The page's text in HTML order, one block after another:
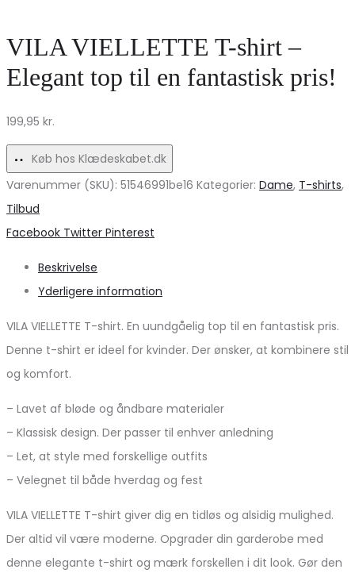
VILA VIELLETTE T-shirt –
Elegant top til en fantastisk pris!
199,95 kr.
Køb hos Klædeskabet.dk
Varenummer (SKU): 51546991be16 Kategorier: Dame, T-shirts,
Tilbud
Share
Facebook Twitter Pinterest
Beskrivelse
Yderligere information
VILA VIELLETTE T-shirt. En uundgåelig top til en fantastisk pris.
Denne t-shirt er ideel for kvinder. Der ønsker, at kombinere stil
og komfort.
– Lavet af bløde og åndbare materialer
– Klassisk design. Der passer til enhver anledning
– Let, at style med forskellige outfits
– Velegnet til både hverdag og fest
VILA VIELLETTE T-shirt giver dig en tidløs og alsidig mulighed.
Der altid vil være moderne. Opgrader din garderobe med
denne elegante t-shirt og mærk forskellen i dit look. Gør den